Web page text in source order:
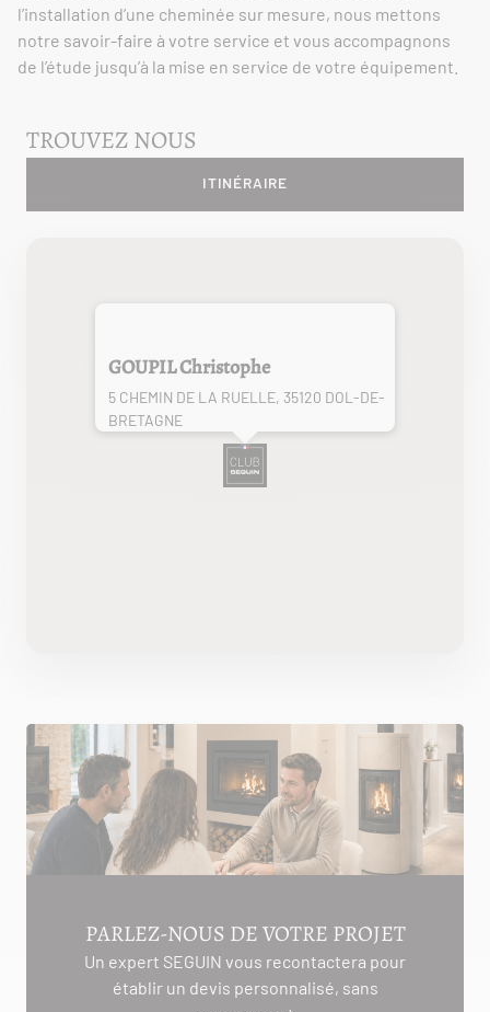
l’installation d’une cheminée sur mesure, nous mettons
notre savoir-faire à votre service et vous accompagnons
de l’étude jusqu’à la mise en service de votre équipement.
TROUVEZ NOUS
ITINÉRAIRE
GOUPIL Christophe
5 CHEMIN DE LA RUELLE, 35120 DOL-DE-
BRETAGNE
PARLEZ-NOUS DE VOTRE PROJET
Un expert SEGUIN vous recontactera pour
établir un devis personnalisé, sans